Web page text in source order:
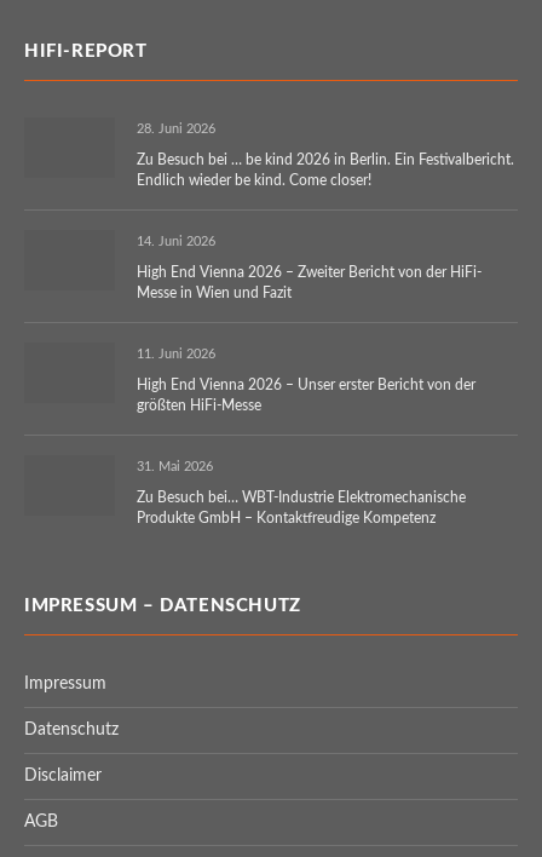
HIFI-REPORT
28. Juni 2026
Zu Besuch bei … be kind 2026 in Berlin. Ein Festivalbericht.
Endlich wieder be kind. Come closer!
14. Juni 2026
High End Vienna 2026 – Zweiter Bericht von der HiFi-
Messe in Wien und Fazit
11. Juni 2026
High End Vienna 2026 – Unser erster Bericht von der
größten HiFi-Messe
31. Mai 2026
Zu Besuch bei… WBT-Industrie Elektromechanische
Produkte GmbH – Kontaktfreudige Kompetenz
IMPRESSUM – DATENSCHUTZ
Impressum
Datenschutz
Disclaimer
AGB